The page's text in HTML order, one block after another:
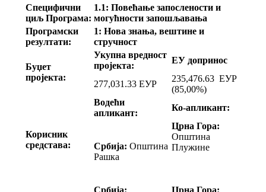
Специфични
циљ Програма:
1.1: Повећање запослености и
могућности запошљавања
Програмски
резултати:
1: Нова знања, вештине и
стручност
Буџет
пројекта:
Укупна вредност
пројекта:
ЕУ допринос
277,031.33 ЕУР
235,476.63 ЕУР
(85,00%)
Корисник
средстава:
Водећи
апликант:
Ко-апликант:
Србија: Општина
Рашка
Црна Гора:
Општина
Плужине
Србија: Црна Гора: